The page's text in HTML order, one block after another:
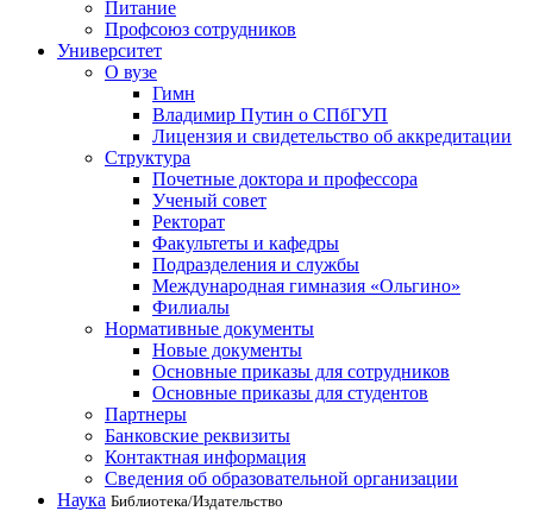
Питание
Профсоюз сотрудников
Университет
О вузе
Гимн
Владимир Путин о СПбГУП
Лицензия и свидетельство об аккредитации
Структура
Почетные доктора и профессора
Ученый совет
Ректорат
Факультеты и кафедры
Подразделения и службы
Международная гимназия «Ольгино»
Филиалы
Нормативные документы
Новые документы
Основные приказы для сотрудников
Основные приказы для студентов
Партнеры
Банковские реквизиты
Контактная информация
Сведения об образовательной организации
Наука Библиотека/Издательство